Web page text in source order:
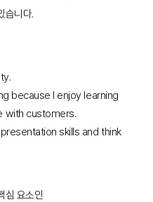
습니다.
because I enjoy learning
with customers.
skills and think
심 요소인